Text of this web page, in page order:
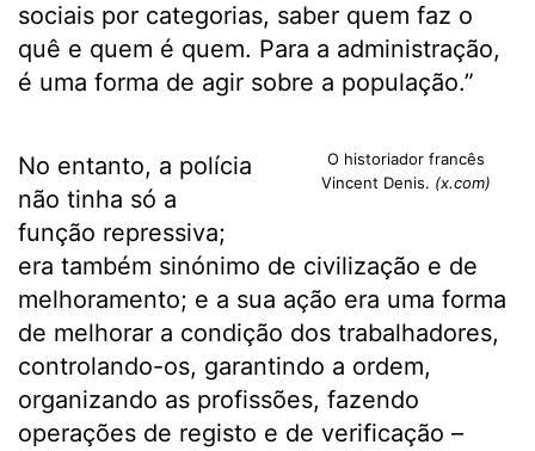
sociais por categorias, saber quem faz o
quê e quem é quem. Para a administração,
é uma forma de agir sobre a população.”
O historiador francês
Vincent Denis. (x.com)
No entanto, a polícia
não tinha só a
função repressiva;
era também sinónimo de civilização e de
melhoramento; e a sua ação era uma forma
de melhorar a condição dos trabalhadores,
controlando-os, garantindo a ordem,
organizando as profissões, fazendo
operações de registo e de verificação –